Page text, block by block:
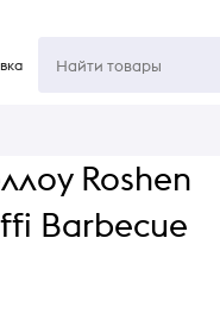
Roshen
Barbecue